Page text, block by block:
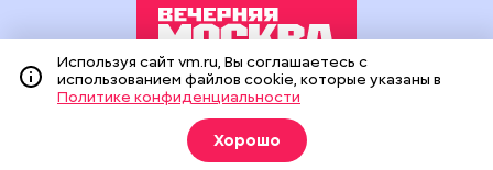
Издание создано при финансовой поддержке Департамента
средств массовой информации и рекламы города Москвы.
На сайте применяются рекомендательные технологии
(информационные технологии предоставления информации
Используя сайт vm.ru, Вы соглашаетесь с
использованием файлов cookie, которые указаны в
Политике конфиденциальности
Хорошо